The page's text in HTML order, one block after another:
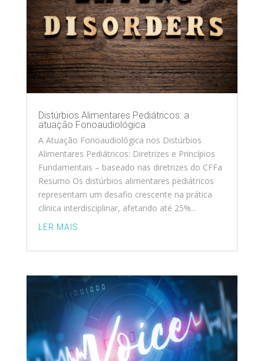
Distúrbios Alimentares Pediátricos: a
atuação Fonoaudiológica
A Atuação Fonoaudiológica nos Distúrbios
Alimentares Pediátricos: Diretrizes e Princípios
Fundamentais – baseado nas diretrizes do CFFa
Resumo Os distúrbios alimentares pediátricos
representam um desafio crescente na prática
clínica interdisciplinar, afetando até 25%...
LER MAIS